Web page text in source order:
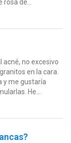
de...
acné, no excesivo
en la cara.
y me gustaría
He...